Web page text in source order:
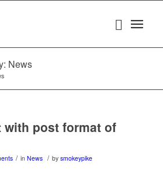
News
post format of
/ in News / by smokeypike